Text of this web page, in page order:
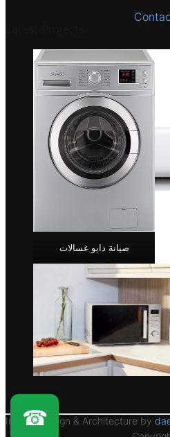
صيانة دايو غسالات
Interior Design & Architecture by
☎